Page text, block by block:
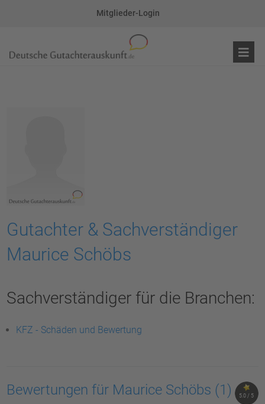
Mitglieder-Login
Gutachter & Sachverständiger
Maurice Schöbs
Sachverständiger für die Branchen:
KFZ - Schäden und Bewertung
5.0 / 5
Bewertungen für Maurice Schöbs (1)